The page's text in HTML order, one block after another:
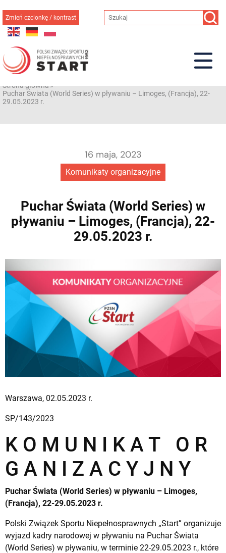
do
treści
Zmień czcionkę / kontrast
Strona główna»
Puchar Świata (World Series) w pływaniu – Limoges, (Francja), 22-
29.05.2023 r.
Komunikaty organizacyjne
16 maja, 2023
Puchar Świata (World Series) w
pływaniu – Limoges, (Francja), 22-
29.05.2023 r.
Warszawa, 02.05.2023 r.
SP/143/2023
K O M U N I K A T O R
G A N I Z A C Y J N Y
Puchar Świata (World Series) w pływaniu – Limoges,
(Francja), 22-29.05.2023 r.
Polski Związek Sportu Niepełnosprawnych „Start” organizuje
wyjazd kadry narodowej w pływaniu na Puchar Świata
(World Series) w pływaniu, w terminie 22-29.05.2023 r., które